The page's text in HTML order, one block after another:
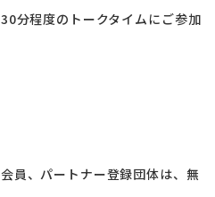
分程度のトークタイムにご参加
員、パートナー登録団体は、無